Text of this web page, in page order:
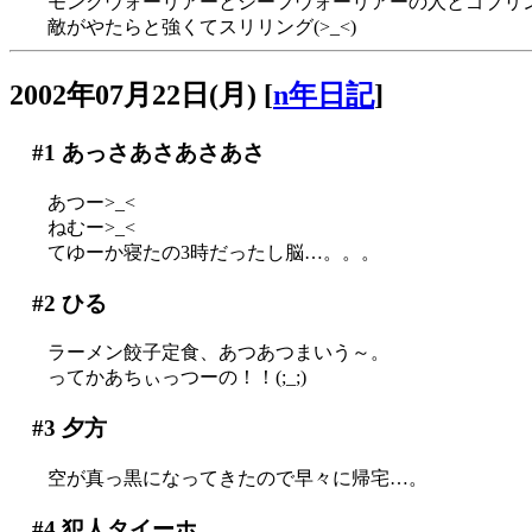
敵がやたらと強くてスリリング(>_<)
2002年07月22日(月) [n年日記]
#1 あっさあさあさあさ
あつー>_<
ねむー>_<
てゆーか寝たの3時だったし脳…。。。
#2 ひる
ラーメン餃子定食、あつあつまいう～。
ってかあちぃっつーの！！(;_;)
#3 夕方
空が真っ黒になってきたので早々に帰宅…。